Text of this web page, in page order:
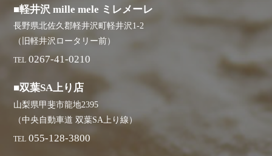
■軽井沢 mille mele ミレメーレ
長野県北佐久郡軽井沢町軽井沢1-2
（旧軽井沢ロータリー前）
TEL 0267-41-0210
■双葉SA上り店
山梨県甲斐市龍地2395
（中央自動車道 双葉SA上り線）
TEL 055-128-3800